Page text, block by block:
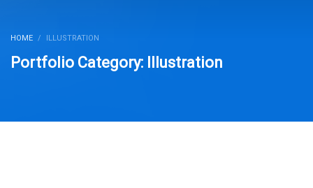
HOME ILLUSTRATION
Portfolio Category: Illustration